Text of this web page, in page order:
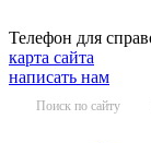
Телефон для
карта сайта
написать нам
Поиск по сайту